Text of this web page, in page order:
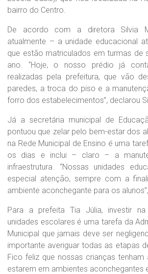
bairro do Centro.
De acordo com a diretora Silvia
atualmente – a unidade educacional
que estão matriculados em turmas de
ano. “Hoje, o nosso prédio já
realizadas pela prefeitura, que vão
paredes, a troca do piso e a
forro dos estabelecimentos”, declarou
Já a secretária municipal de
pontuou que zelar pelo bem-estar dos
na Rede Municipal de Ensino é uma
os dias e inclui – claro – a
infraestrutura. “Nossas unidades
especial atenção, sempre com a
ambiente aconchegante para os
Para a prefeita Tia Júlia, investir na
unidades escolares é uma tarefa da
Municipal que jamais deve ser
importante averiguar todas as etapas
Fico feliz que nossas crianças tenham
estarem em ambientes aconchegantes